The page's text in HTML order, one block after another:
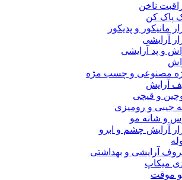
ناخن
پاک کن
مانیکور و پدیکور
آرایشی
و پد آرایشی
مصنوعی و چسب مژه
آرایش
و قیچی
جیبی و رومیزی
و شانه مو
آرایش چشم و ابرو
آرایشی و بهداشتی
میکاپ
موقت